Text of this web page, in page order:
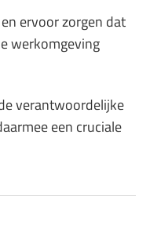
ervoor zorgen dat
werkomgeving
verantwoordelijke
een cruciale